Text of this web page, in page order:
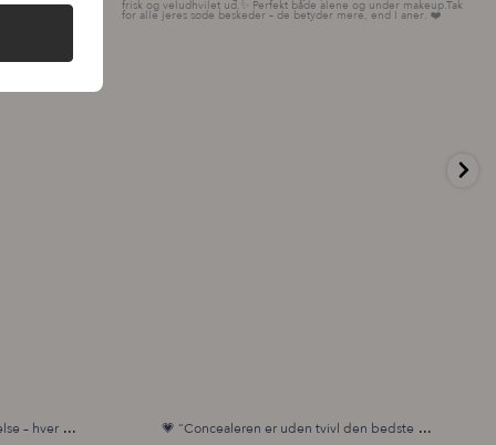
– hver ... 💗 “Concealeren er uden tvivl den bedste ...